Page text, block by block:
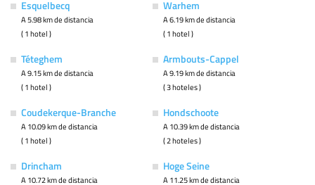
Esquelbecq
A 5.98 km de distancia
( 1 hotel )
Warhem
A 6.19 km de distancia
( 1 hotel )
Téteghem
A 9.15 km de distancia
( 1 hotel )
Armbouts-Cappel
A 9.19 km de distancia
( 3 hoteles )
Coudekerque-Branche
A 10.09 km de distancia
( 1 hotel )
Hondschoote
A 10.39 km de distancia
( 2 hoteles )
Drincham
A 10.72 km de distancia
Hoge Seine
A 11.25 km de distancia